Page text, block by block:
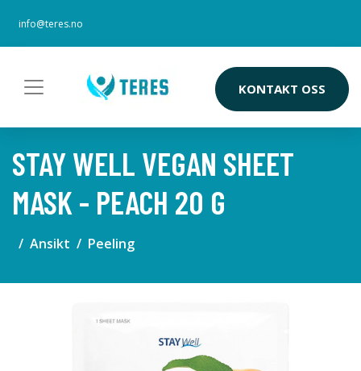
info@teres.no
KONTAKT OSS
STAY WELL VEGAN SHEET
MASK - PEACH 20 G
Ansikt Peeling